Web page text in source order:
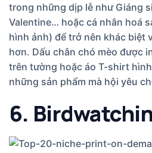
trong những dịp lễ như Giáng
Valentine… hoặc cá nhân hoá
hình ảnh) để trở nên khác biệt
hơn. Dấu chân chó mèo được
trên tường hoặc áo T-shirt
những sản phẩm mà hội yêu
6.